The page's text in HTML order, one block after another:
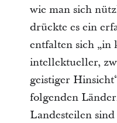
wie man sich
drückte es ein
entfalten sich
intellektueller,
geistiger
folgenden
Landesteilen